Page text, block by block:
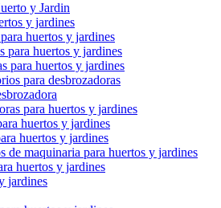
y Jardin
y jardines
huertos y jardines
para huertos y jardines
para huertos y jardines
para desbrozadoras
para huertos y jardines
huertos y jardines
huertos y jardines
de maquinaria para huertos y jardines
huertos y jardines
jardines